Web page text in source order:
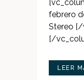
febrero
Stereo [/
[/
LEER